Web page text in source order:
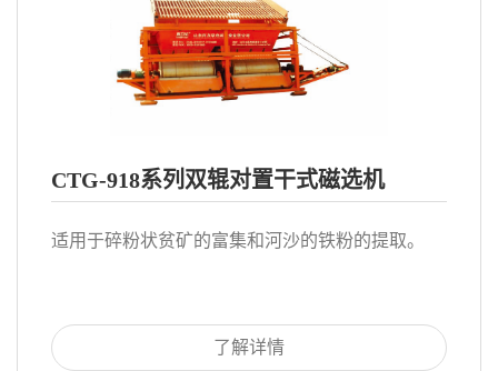
CTG-918系列双辊对置干式磁选机
适用于碎粉状贫矿的富集和河沙的铁粉的提取。
了解详情